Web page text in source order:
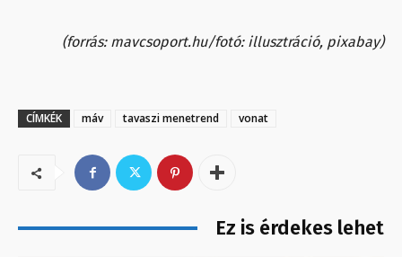
(forrás: mavcsoport.hu/fotó: illusztráció, pixabay)
CÍMKÉK máv tavaszi menetrend vonat
Ez is érdekes lehet